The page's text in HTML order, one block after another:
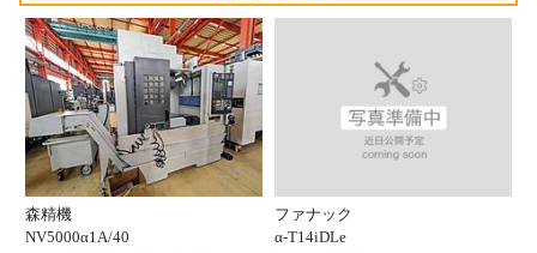
森精機
NV5000α1A/40
ファナック
α-T14iDLe